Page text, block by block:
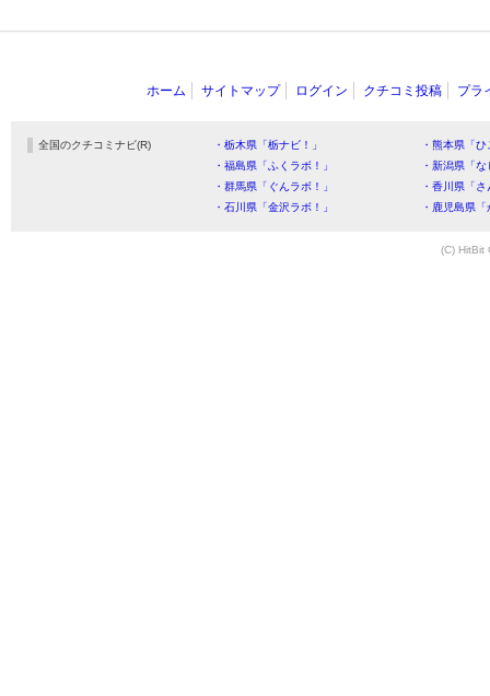
ホーム サイトマップ ログイン クチコミ投稿 プラ
全国のクチコミナビ(R) ・栃木県「栃ナビ！」
・熊本県「
・福島県「ふくラボ！」
・新潟県「
・群馬県「ぐんラボ！」
・香川県「
・石川県「金沢ラボ！」
・鹿児島県
(C) HitBit